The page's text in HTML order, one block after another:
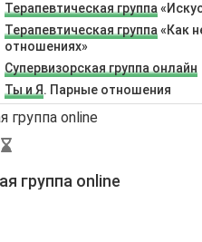
Терапевтическая группа
Терапевтическая группа «Как
отношениях»
Супервизорская группа онлайн
Ты и Я. Парные отношения
группа online